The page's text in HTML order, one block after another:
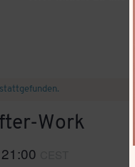
Work
21:00